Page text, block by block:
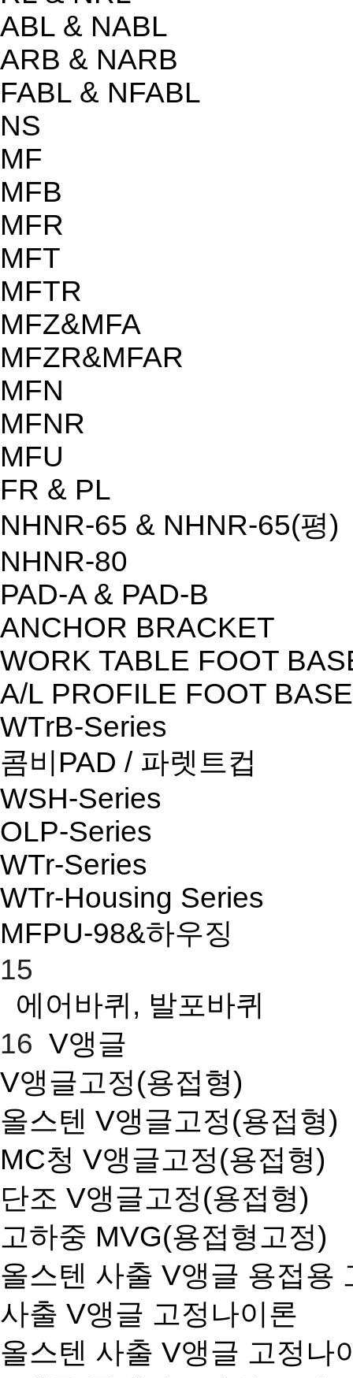
ABL & NABL
ARB & NARB
FABL & NFABL
NS
MF
MFB
MFR
MFT
MFTR
MFZ&MFA
MFZR&MFAR
MFN
MFNR
MFU
FR & PL
NHNR-65 & NHNR-65(평)
NHNR-80
PAD-A & PAD-B
ANCHOR BRACKET
WORK TABLE FOOT
A/L PROFILE FOOT BASE
WTrB-Series
콤비PAD / 파렛트컵
WSH-Series
OLP-Series
WTr-Series
WTr-Housing Series
MFPU-98&하우징
15
에어바퀴, 발포바퀴
16 V앵글
V앵글고정(용접형)
올스텐 V앵글고정(용접형)
MC청 V앵글고정(용접형)
단조 V앵글고정(용접형)
고하중 MVG(용접형고정)
올스텐 사출 V앵글 용접용
사출 V앵글 고정나이론
올스텐 사출 V앵글 고정나